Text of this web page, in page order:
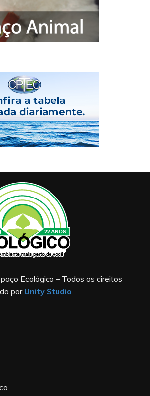
Ecológico – Todos os direitos
por Unity Studio